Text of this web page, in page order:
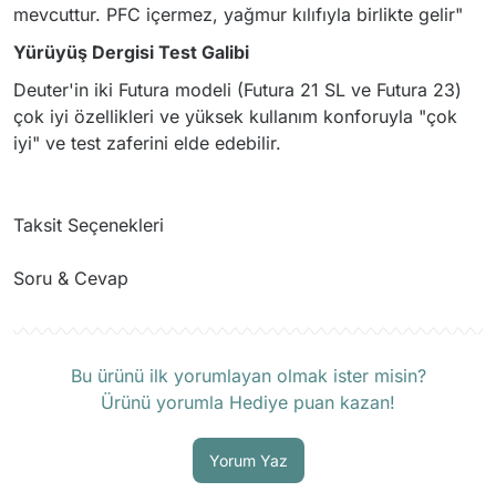
mevcuttur. PFC içermez, yağmur kılıfıyla birlikte gelir"
Yürüyüş Dergisi Test Galibi
Deuter'in iki Futura modeli (Futura 21 SL ve Futura 23)
çok iyi özellikleri ve yüksek kullanım konforuyla "çok
iyi" ve test zaferini elde edebilir.
Taksit Seçenekleri
Soru & Cevap
Bu ürünü ilk yorumlayan olmak ister misin?
Ürünü yorumla Hediye puan kazan!
Yorum Yaz